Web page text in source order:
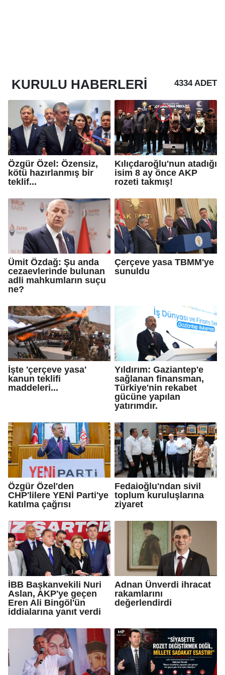
KURULU HABERLERI 4334 ADET
Özgür Özel: Özensiz,
kötü hazırlanmış bir
teklif...
Kılıçdaroğlu'nun atadığı
isim 8 ay önce AKP
rozeti takmış!
Ümit Özdağ: Şu anda
cezaevlerinde bulunan
adli mahkumların suçu
ne?
Çerçeve yasa TBMM'ye
sunuldu
İşte 'çerçeve yasa'
kanun teklifi
maddeleri...
Yıldırım: Gaziantep'e
sağlanan finansman,
Türkiye'nin rekabet
gücüne yapılan
yatırımdır.
Özgür Özel'den
CHP'lilere YENİ Parti'ye
katılma çağrısı
Fedaioğlu'ndan sivil
toplum kuruluşlarına
ziyaret
İBB Başkanvekili Nuri
Aslan, AKP'ye geçen
Eren Ali Bingöl'ün
iddialarına yanıt verdi
Adnan Ünverdi ihracat
rakamlarını
değerlendirdi